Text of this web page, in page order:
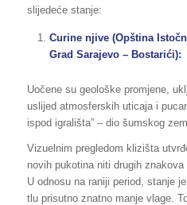
slijedeće stanje:
Curine njive (Opština
Grad Sarajevo – Bostarići):
Uočene su geološke promjene,
uslijed atmosferskih uticaja i
ispod igrališta” – dio šumskog
Vizuelnim pregledom klizišta
novih pukotina niti drugih
U odnosu na raniji period, stanje
tlu prisutno znatno manje vlage.